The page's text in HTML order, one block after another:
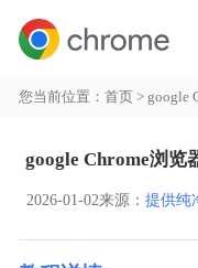
您当前位置：首页 > google
google Chrome浏览
2026-01-02来源： 提供纯